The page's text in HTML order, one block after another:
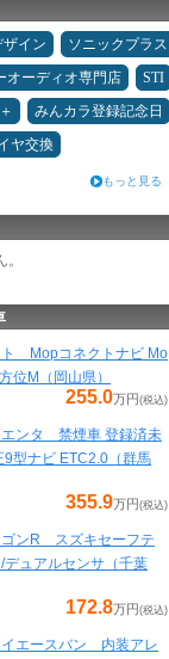
ザイン
ソニックプラス
オーディオ専門店
STI
みんカラ登録記念日
ヤ交換
もっと見る
Mopコネクトナビ Mo
位M（岡山県）
255.0万円(税込)
ンタ 禁煙車 登録済未
9型ナビ ETC2.0（群馬
355.9万円(税込)
ンR スズキセーフテ
デュアルセンサ（千葉
172.8万円(税込)
エースバン 内装アレ